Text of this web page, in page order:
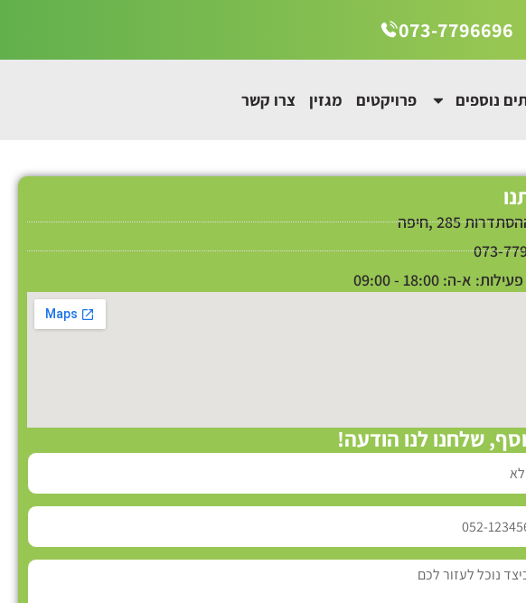
073-7796696
נוספים פרויקטים מגזין צרו קשר
285 ,חיפה
073-
א-ה: 18:00 - 09:00
שלחנו לנו הודעה!